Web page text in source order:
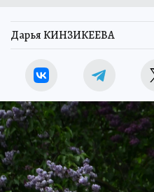
Дарья КИНЗИКЕЕВА